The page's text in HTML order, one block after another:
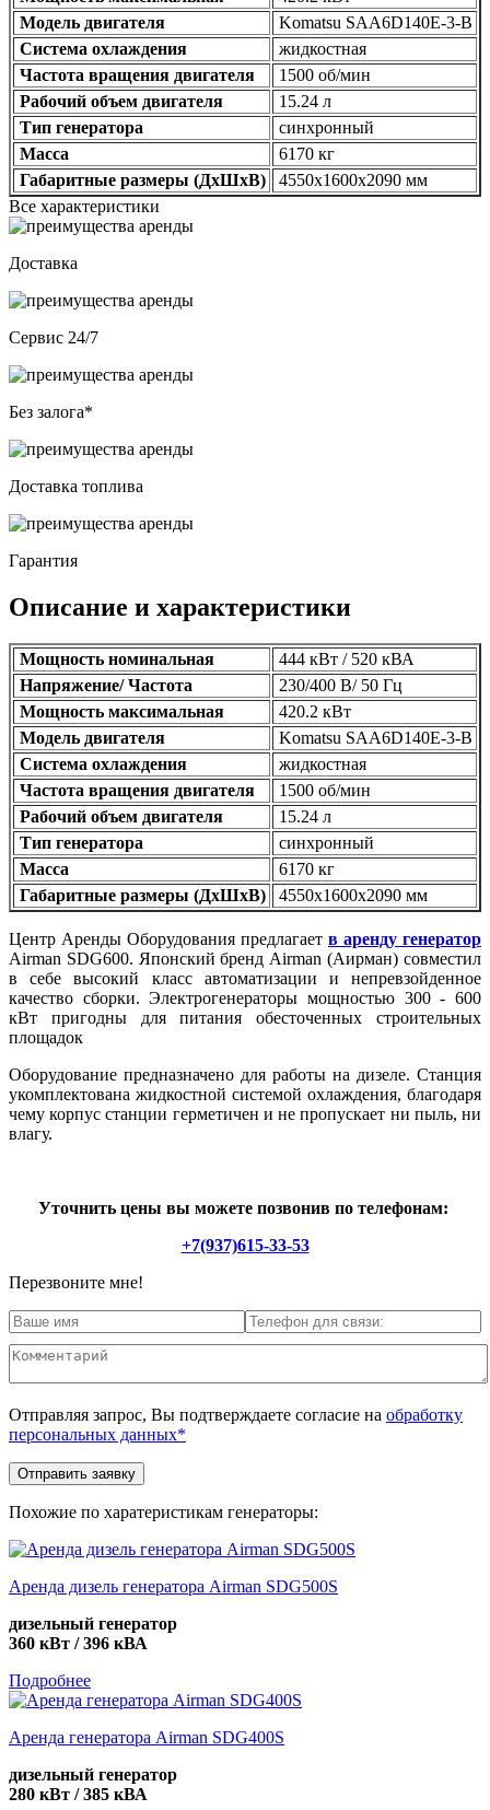
Модель двигателя
Komatsu SAA6D140E-3-B
Система охлаждения
жидкостная
Частота вращения двигателя
1500 об/мин
Рабочий объем двигателя
15.24 л
Тип генератора
синхронный
Масса
6170 кг
Габаритные размеры (ДхШхВ)
4550x1600x2090 мм
Все характеристики
Доставка
Сервис 24/7
Без залога*
Доставка топлива
Гарантия
Описание и характеристики
Мощность номинальная 444 кВт / 520 кВА
Напряжение/ Частота
230/400 В/ 50 Гц
Мощность максимальная
420.2 кВт
Модель двигателя
Komatsu SAA6D140E-3-B
Система охлаждения
жидкостная
Частота вращения двигателя
1500 об/мин
Рабочий объем двигателя
15.24 л
Тип генератора
синхронный
Масса
6170 кг
Габаритные размеры (ДхШхВ)
4550x1600x2090 мм
Центр Аренды Оборудования предлагает в аренду генератор
Airman SDG600. Японский бренд Airman (Аирман) совместил
в себе высокий класс автоматизации и непревзойденное
качество сборки. Электрогенераторы мощностью 300 - 600
кВт пригодны для питания обесточенных строительных
площадок
Оборудование предназначено для работы на дизеле. Станция
укомплектована жидкостной системой охлаждения, благодаря
чему корпус станции герметичен и не пропускает ни пыль, ни
влагу.
Уточнить цены вы можете позвонив по телефонам:
+7(937)615-33-53
Перезвоните мне!
Отправляя запрос, Вы подтверждаете согласие на обработку
персональных данных*
Похожие по харатеристикам генераторы:
Аренда дизель генератора Airman SDG500S
дизельный генератор
360 кВт / 396 кВА
Подробнее
Аренда генератора Airman SDG400S
дизельный генератор
280 кВт / 385 кВА